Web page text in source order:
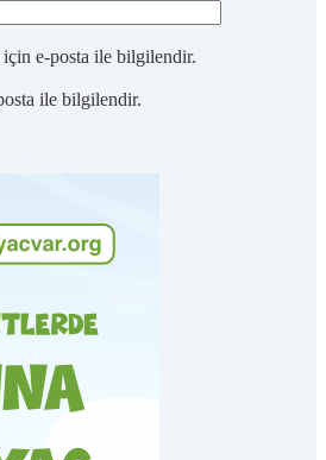
e-posta ile bilgilendir.
ile bilgilendir.